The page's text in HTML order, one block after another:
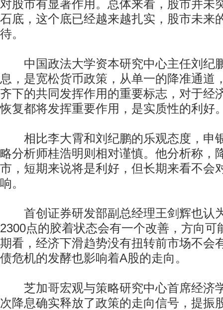
对股市有显著作用。总体来看，股市并未
石底，这个底已经越来越扎实，股市未来
待。
中国政法大学资本研究中心主任刘纪
息，是宽松货币政策，从单一的降准通道
齐下的共同发挥作用的重要标志，对于经
恢复都将发挥重要作用，是实质性的利好
相比李大霄和刘纪鹏的乐观态度，申
略分析师桂浩明则相对谨慎。他分析称，
市，短期来说将是利好，但长期来看不会
响。
首创证券研发部副总经理王剑辉也认
2300点的胶着状态会有一个改善，方向可
期看，经济下滑趋势没有扭转前市场不会
债危机的发酵也影响着A股的走向。
芝加哥宏观与策略研究中心首席经济
次降息确实释放了政策的走向信号，提振